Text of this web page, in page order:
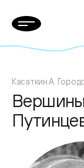
Касаткин А.